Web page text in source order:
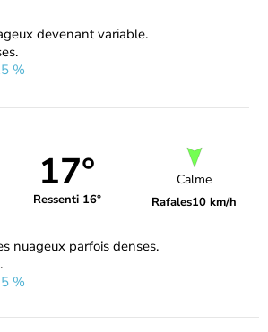
devenant variable.
%
17°
Ressenti 16°
Calme
Rafales10 km/h
nuageux parfois denses.
%